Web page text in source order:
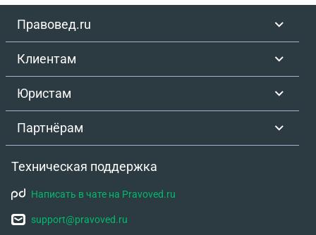
Правовед.ru
Клиентам
Юристам
Партнёрам
Техническая поддержка
Написать в чате на Pravoved.ru
support@pravoved.ru